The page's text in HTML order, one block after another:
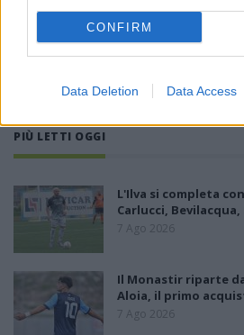
CONFIRM
Data Deletion Data Access
PIÙ LETTI OGGI
L'Ilva si completa
Carlucci,
7 Ago 2026
Il Monastir riparte
Aloia, il primo
7 Ago 2026